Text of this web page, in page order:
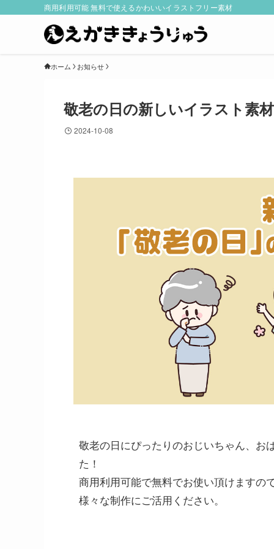
商用利用可能 無料で使えるかわいいイラストフリー素材
ホーム お知らせ
敬老の日の新しいイラスト素
2024-10-08
敬老の日にぴったりのおじいちゃん、お
た！
商用利用可能で無料でお使い頂けますの
様々な制作にご活用ください。